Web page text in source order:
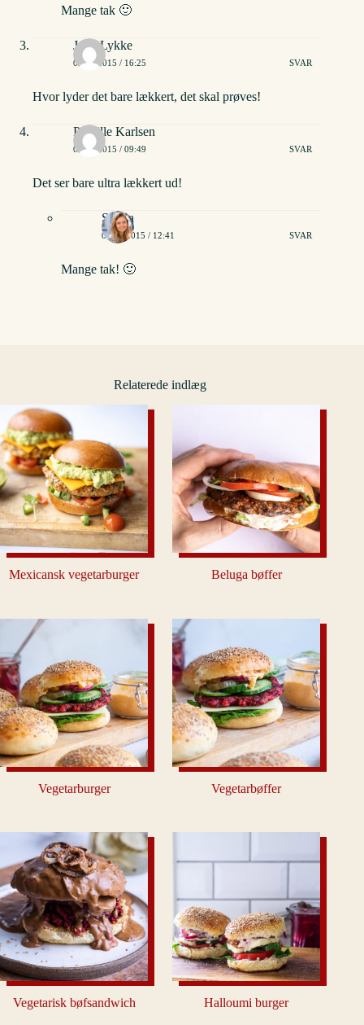
Mange tak 🙂
Julie Lykke
01/08/2015 / 16:25 SVAR
Hvor lyder det bare lækkert, det skal prøves!
Pernille Karlsen
03/08/2015 / 09:49 SVAR
Det ser bare ultra lækkert ud!
Stinna
03/08/2015 / 12:41 SVAR
Mange tak! 🙂
Relaterede indlæg
Mexicansk vegetarburger Beluga bøffer
Vegetarburger Vegetarbøffer
Vegetarisk bøfsandwich Halloumi burger